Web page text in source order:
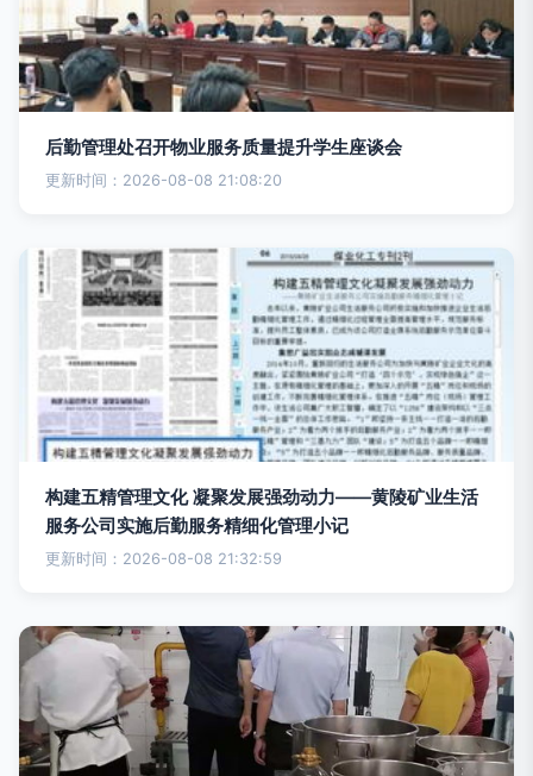
后勤管理处召开物业服务质量提升学生座谈会
更新时间：2026-08-08 21:08:20
构建五精管理文化 凝聚发展强劲动力——黄陵矿业生活
服务公司实施后勤服务精细化管理小记
更新时间：2026-08-08 21:32:59